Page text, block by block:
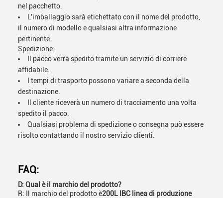
nel pacchetto.
L'imballaggio sarà etichettato con il nome del prodotto,
il numero di modello e qualsiasi altra informazione
pertinente.
Spedizione:
Il pacco verrà spedito tramite un servizio di corriere
affidabile.
I tempi di trasporto possono variare a seconda della
destinazione.
Il cliente riceverà un numero di tracciamento una volta
spedito il pacco.
Qualsiasi problema di spedizione o consegna può essere
risolto contattando il nostro servizio clienti.
FAQ:
D: Qual è il marchio del prodotto?
R: Il marchio del prodotto è200L IBC linea di produzione